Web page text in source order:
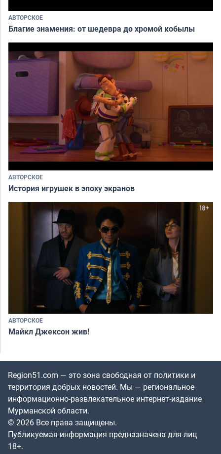
АВТОРСКОЕ
Благие знамения: от шедевра до хромой кобылы
АВТОРСКОЕ
История игрушек в эпоху экранов
АВТОРСКОЕ
Майкл Джексон жив!
Region51.com — это зона свободная от политики и
территория добрых новостей. Мы — региональное
информационно-развлекательное интернет-издание
Мурманской области.
© 2026 Все права защищены.
Публикуемая информация предназначена для лиц
18+.